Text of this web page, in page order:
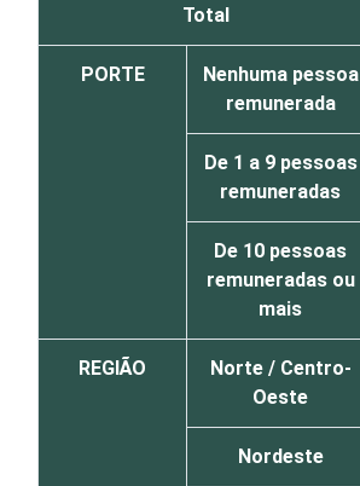
Total
PORTE
Nenhuma pessoa
remunerada
De 1 a 9 pessoas
remuneradas
De 10 pessoas
remuneradas ou
mais
REGIÃO
Norte / Centro-
Oeste
Nordeste